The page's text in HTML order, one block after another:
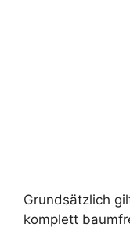
Grundsätzlich
komplett